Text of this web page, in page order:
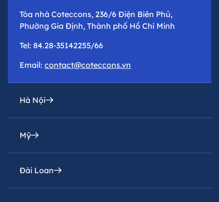
Tòa nhà Coteccons, 236/6 Điện Biên Phủ,
Phường Gia Định, Thành phố Hồ Chí Minh
Tel: 84.28-35142255/66
Email: contact@coteccons.vn
Hà Nội
Văn phòng đại diện
Tầng 8 – Tháp 2 – Tòa Capital Place – Số 29 Liễu
Giai, Phường Ba Đình, Thành phố Hà Nội
Tel: 84.24-73016216
Mỹ
Coteccons Construction Inc.
8400 Miramar Road, Suite 222A San Diego, CA
Đài Loan